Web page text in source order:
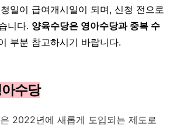
일이 급여개시일이 되며, 신청 전으로
니다. 양육수당은 영아수당과 중복 수
부분 참고하시기 바랍니다.
수당
2022년에 새롭게 도입되는 제도로